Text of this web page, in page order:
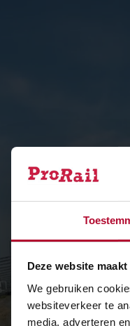
Deze website
We gebruiken
websiteverkeer te
media, adverteren